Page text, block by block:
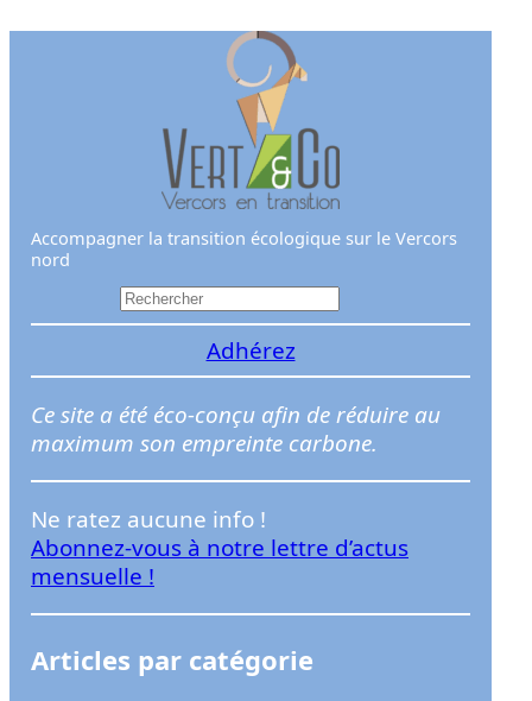
Accompagner la transition écologique sur le Vercors
nord
e
h
e
r
e
r
Adhérez
Ce site a été éco-conçu afin de réduire au
maximum son empreinte carbone.
Ne ratez aucune info !
Abonnez-vous à notre lettre d’actus
mensuelle !
Articles par catégorie